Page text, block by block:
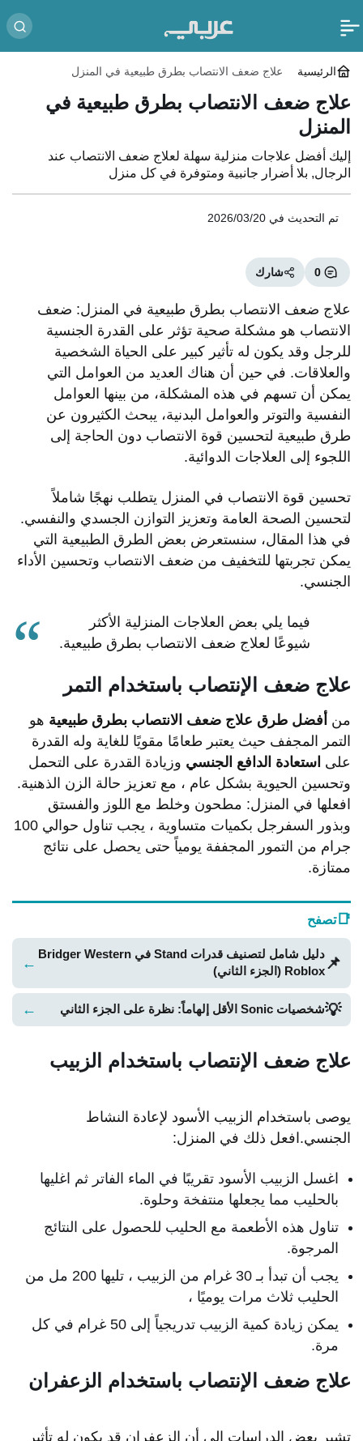
الرئيسية علاج ضعف الانتصاب بطرق طبيعية في المنزل
علاج ضعف الانتصاب بطرق طبيعية في
المنزل
إليك أفضل علاجات منزلية سهلة لعلاج ضعف الانتصاب عند
الرجال, بلا أضرار جانبية ومتوفرة في كل منزل
تم التحديث في 2026/03/20
0 شارك
علاج ضعف الانتصاب بطرق طبيعية في المنزل: ضعف
الانتصاب هو مشكلة صحية تؤثر على القدرة الجنسية
للرجل وقد يكون له تأثير كبير على الحياة الشخصية
والعلاقات. في حين أن هناك العديد من العوامل التي
يمكن أن تسهم في هذه المشكلة، من بينها العوامل
النفسية والتوتر والعوامل البدنية، يبحث الكثيرون عن
طرق طبيعية لتحسين قوة الانتصاب دون الحاجة إلى
اللجوء إلى العلاجات الدوائية.
تحسين قوة الانتصاب في المنزل يتطلب نهجًا شاملاً
لتحسين الصحة العامة وتعزيز التوازن الجسدي والنفسي.
في هذا المقال، سنستعرض بعض الطرق الطبيعية التي
يمكن تجربتها للتخفيف من ضعف الانتصاب وتحسين الأداء
الجنسي.
فيما يلي بعض العلاجات المنزلية الأكثر
شيوعًا لعلاج ضعف الانتصاب بطرق طبيعية.
علاج ضعف الإنتصاب باستخدام التمر
من أفضل طرق علاج ضعف الانتصاب بطرق طبيعية هو
التمر المجفف حيث يعتبر طعامًا مقويًا للغاية وله القدرة
على استعادة الدافع الجنسي وزيادة القدرة على التحمل
وتحسين الحيوية بشكل عام ، مع تعزيز حالة الزن الذهنية.
افعلها في المنزل: مطحون وخلط مع اللوز والفستق
وبذور السفرجل بكميات متساوية ، يجب تناول حوالي 100
جرام من التمور المجففة يومياً حتى يحصل على نتائج
ممتازة.
📑تصفح
📌
دليل شامل لتصنيف قدرات Stand في Bridger Western
Roblox (الجزء الثاني)
←
💡شخصيات Sonic الأقل إلهاماً: نظرة على الجزء الثاني ←
علاج ضعف الإنتصاب باستخدام الزبيب
يوصى باستخدام الزبيب الأسود لإعادة النشاط
الجنسي.افعل ذلك في المنزل:
اغسل الزبيب الأسود تقريبًا في الماء الفاتر ثم اغليها
بالحليب مما يجعلها منتفخة وحلوة.
تناول هذه الأطعمة مع الحليب للحصول على النتائج
المرجوة.
يجب أن تبدأ بـ 30 غرام من الزبيب ، تليها 200 مل من
الحليب ثلاث مرات يوميًا ،
يمكن زيادة كمية الزبيب تدريجياً إلى 50 غرام في كل
مرة.
علاج ضعف الإنتصاب باستخدام الزعفران
تشير بعض الدراسات إلى أن الزعفران قد يكون له تأثير